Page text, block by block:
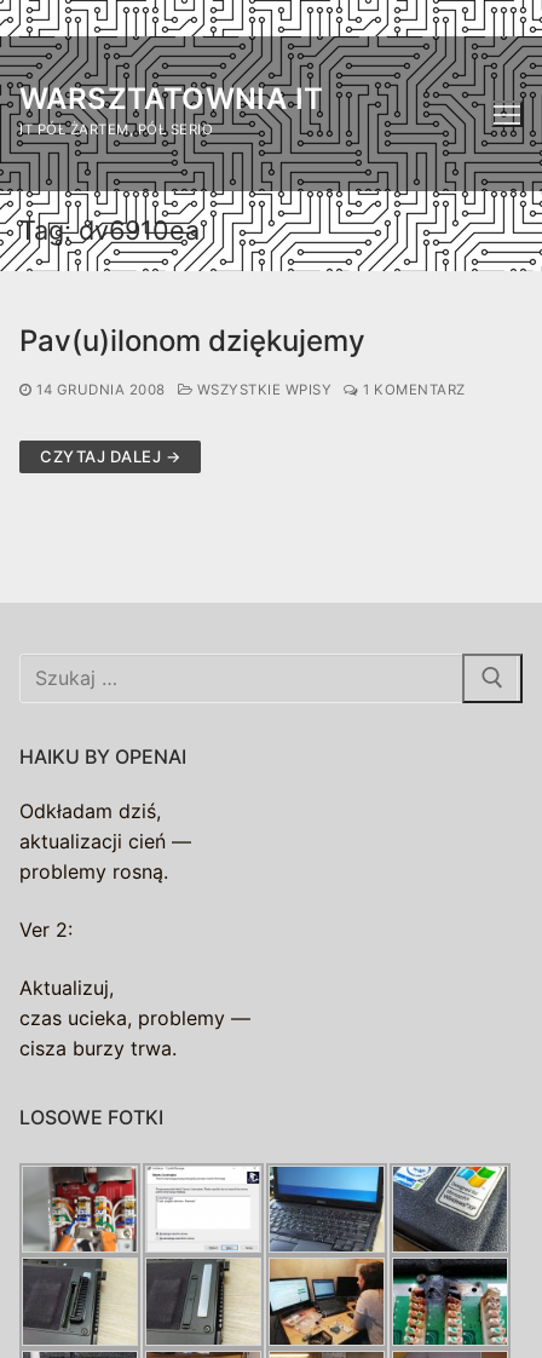
Przejdź
do
treści
WARSZTATOWNIA IT
IT PÓŁ ŻARTEM, PÓŁ SERIO
Tag:dv6910ea
Pav(u)ilonom dziękujemy
14 GRUDNIA 2008 WSZYSTKIE WPISY 1 KOMENTARZ
CZYTAJ DALEJ →
Szukaj:
HAIKU BY OPENAI
Odkładam dziś,
aktualizacji cień —
problemy rosną.
Ver 2:
Aktualizuj,
czas ucieka, problemy —
cisza burzy trwa.
LOSOWE FOTKI